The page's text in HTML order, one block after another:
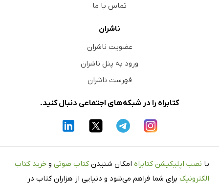
تماس با ما
ناشران
عضویت ناشران
ورود به پنل ناشران
فهرست ناشران
کتابراه را در شبکه‌های اجتماعی دنبال کنید.
با نصب اپلیکیشن کتابراه امکان شنیدن کتاب صوتی و خرید کتاب
الکترونیک برای شما فراهم می‌شود و دنیایی از هزاران کتاب در